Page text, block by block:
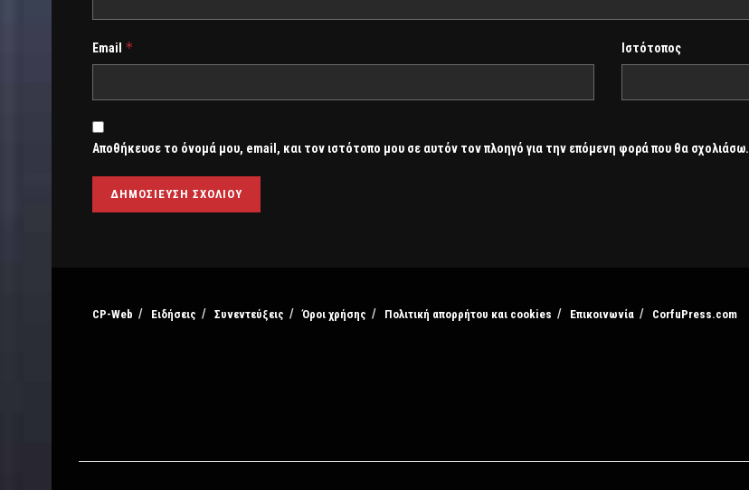
Email * Ιστότοπος
Αποθήκευσε το όνομά μου, email, και τον ιστότοπο μου σε αυτόν τον πλοηγό για την επόμενη φορά που θα σχολιάσω.
CP-Web Ειδήσεις Συνεντεύξεις Όροι χρήσης Πολιτική απορρήτου και cookies Επικοινωνία CorfuPress.com